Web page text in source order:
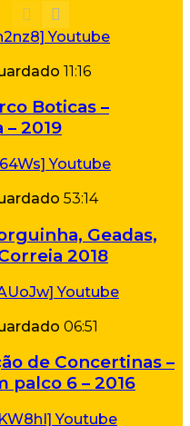
11:16
Boticas –
– 2019
53:14
Geadas,
2018
06:51
de Concertinas –
palco 6 – 2016